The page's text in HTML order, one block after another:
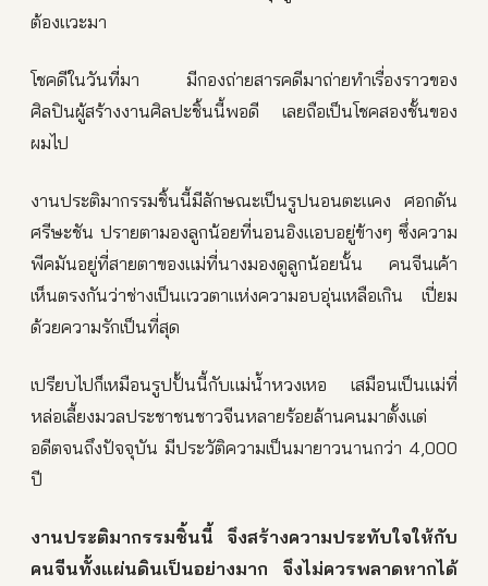
ต้องแวะมา
โชคดีในวันที่มา มีกองถ่ายสารคดีมาถ่ายทำเรื่องราวของ
ศิลปินผู้สร้างงานศิลปะชิ้นนี้พอดี เลยถือเป็นโชคสองชั้นของ
ผมไป
งานประติมากรรมชิ้นนี้มีลักษณะเป็นรูปนอนตะแคง ศอกดัน
ศรีษะชัน ปรายตามองลูกน้อยที่นอนอิงแอบอยู่ข้างๆ ซึ่งความ
พีคมันอยู่ที่สายตาของแม่ที่นางมองดูลูกน้อยนั้น คนจีนเค้า
เห็นตรงกันว่าช่างเป็นแววตาแห่งความอบอุ่นเหลือเกิน เปี่ยม
ด้วยความรักเป็นที่สุด
เปรียบไปก็เหมือนรูปปั้นนี้กับแม่น้ำหวงเหอ เสมือนเป็นแม่ที่
หล่อเลี้ยงมวลประชาชนชาวจีนหลายร้อยล้านคนมาตั้งแต่
อดีตจนถึงปัจจุบัน มีประวัติความเป็นมายาวนานกว่า 4,000
ปี
งานประติมากรรมชิ้นนี้ จึงสร้างความประทับใจให้กับ
คนจีนทั้งแผ่นดินเป็นอย่างมาก จึงไม่ควรพลาดหากได้